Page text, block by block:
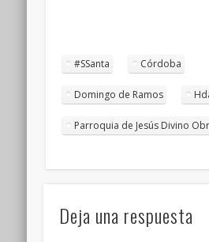
#SSanta Córdoba
Domingo de Ramos
Parroquia de Jesús Divino
Deja una respuesta